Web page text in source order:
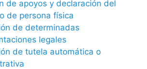
de apoyos y declaración del
de persona física
de determinadas
legales
de tutela automática o